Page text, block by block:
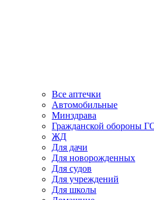
Все аптечки
Автомобильные
Минздрава
Гражданской обороны
ЖД
Для дачи
Для новорожденных
Для судов
Для учреждений
Для школы